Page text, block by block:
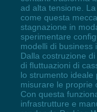
ad alta tensione.
come questa
stagnazione in
sperimentare
modelli di business
Dalla costruzione
di fluttuazioni di
lo strumento ideale
misurare le proprie
Con questa
infrastrutture e